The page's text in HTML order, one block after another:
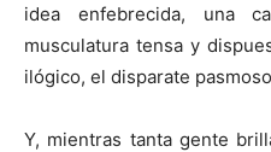
idea enfebrecida, una
musculatura tensa y
ilógico, el disparate
Y, mientras tanta gente